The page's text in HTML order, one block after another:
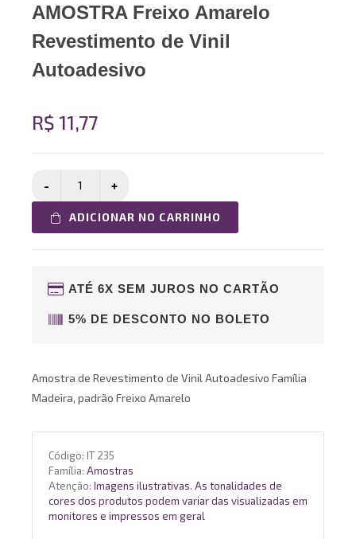
AMOSTRA Freixo Amarelo
Revestimento de Vinil
Autoadesivo
R$ 11,77
ADICIONAR NO CARRINHO
ATÉ 6X SEM JUROS NO CARTÃO
5% DE DESCONTO NO BOLETO
Amostra de Revestimento de Vinil Autoadesivo Família
Madeira, padrão Freixo Amarelo
Código: IT 235
Família: Amostras
Atenção: Imagens ilustrativas. As tonalidades de
cores dos produtos podem variar das visualizadas em
monitores e impressos em geral